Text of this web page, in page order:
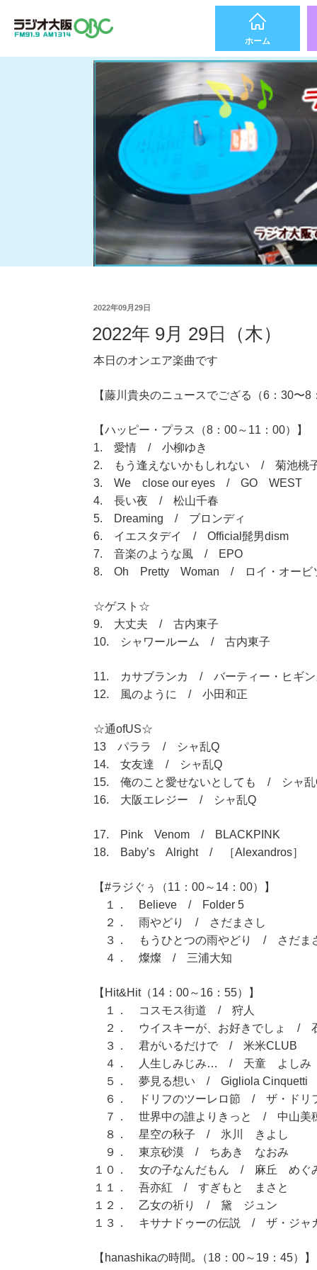
ホーム
2022年09月29日
2022年 9月 29日（木）
本日のオンエア楽曲です
【藤川貴央のニュースでござる（6：30〜8
【ハッピー・プラス（8：00～11：00）】
1. 愛情 / 小柳ゆき
2. もう逢えないかもしれない / 菊池桃
3. We close our eyes / GO WEST
4. 長い夜 / 松山千春
5. Dreaming / ブロンディ
6. イエスタデイ / Official髭男dism
7. 音楽のような風 / EPO
8. Oh Pretty Woman / ロイ・オービ
☆ゲスト☆
9. 大丈夫 / 古内東子
10. シャワールーム / 古内東子
11. カサブランカ / バーティー・ヒギン
12. 風のように / 小田和正
☆通ofUS☆
13 パララ / シャ乱Q
14. 女友達 / シャ乱Q
15. 俺のこと愛せないとしても / シャ乱
16. 大阪エレジー / シャ乱Q
17. Pink Venom / BLACKPINK
18. Baby’s Alright / ［Alexandros］
【#ラジぐぅ（11：00～14：00）】
１． Believe / Folder 5
２． 雨やどり / さだまさし
３． もうひとつの雨やどり / さだま
４． 燦燦 / 三浦大知
【Hit&Hit（14：00～16：55）】
１． コスモス街道 / 狩人
２． ウイスキーが、お好きでしょ /
３． 君がいるだけで / 米米CLUB
４． 人生しみじみ… / 天童 よしみ
５． 夢見る想い / Gigliola Cinquetti
６． ドリフのツーレロ節 / ザ・ドリ
７． 世界中の誰よりきっと / 中山美
８． 星空の秋子 / 氷川 きよし
９． 東京砂漠 / ちあき なおみ
１０． 女の子なんだもん / 麻丘 めぐ
１１． 吾亦紅 / すぎもと まさと
１２． 乙女の祈り / 黛 ジュン
１３． キサナドゥーの伝説 / ザ・ジャ
【hanashikaの時間｡（18：00～19：45）】